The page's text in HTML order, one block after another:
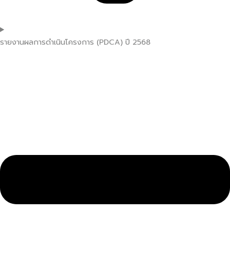
รายงานผลการดำเนินโครงการ (PDCA) ปี 2568